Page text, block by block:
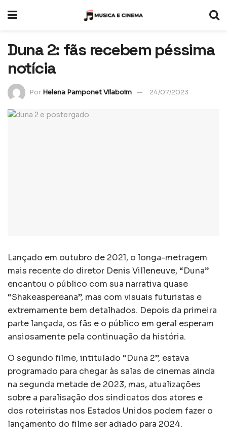
Duna 2: fãs recebem péssima
notícia
Por Helena Pamponet Vilaboim 24/07/2023
Lançado em outubro de 2021, o longa-metragem
mais recente do diretor Denis Villeneuve, “Duna”
encantou o público com sua narrativa quase
“Shakeaspereana”, mas com visuais futuristas e
extremamente bem detalhados. Depois da primeira
parte lançada, os fãs e o público em geral esperam
ansiosamente pela continuação da história.
O segundo filme, intitulado “Duna 2”, estava
programado para chegar às salas de cinemas ainda
na segunda metade de 2023, mas, atualizações
sobre a paralisação dos sindicatos dos atores e
dos roteiristas nos Estados Unidos podem fazer o
lançamento do filme ser adiado para 2024.